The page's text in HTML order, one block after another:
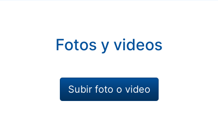
Fotos y videos
Subir foto o video